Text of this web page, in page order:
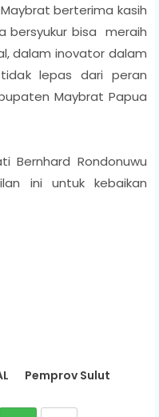
berterima kasih
bersyukur bisa meraih
dalam inovator dalam
lepas dari peran
Maybrat Papua
Bernhard Rondonuwu
ini untuk kebaikan
Pemprov Sulut